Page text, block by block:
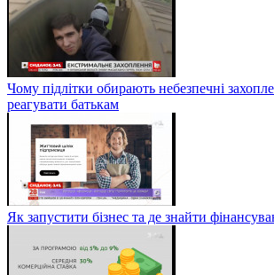
Чому підлітки обирають небезпечні
реагувати батькам
Як запустити бізнес та де знайти